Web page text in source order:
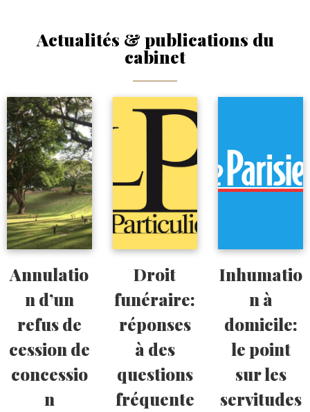
Actualités & publications du
cabinet
Annulatio
n d’un
refus de
cession de
concessio
n
Droit
funéraire:
réponses
à des
questions
fréquente
Inhumatio
n à
domicile:
le point
sur les
servitudes